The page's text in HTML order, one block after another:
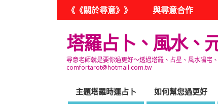
《《關於尋意》》 與尋意合作
塔羅占卜、風水、
尋意老師就是要你過更好～透過塔羅、占星、風水陽宅
comfortarot@hotmail.com.tw
主題塔羅時運占卜 如何幫您過更好